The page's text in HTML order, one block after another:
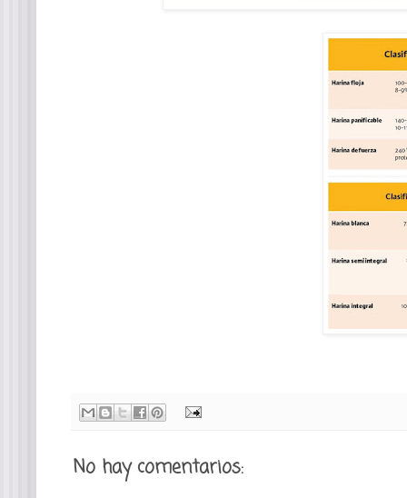
No hay comentarios: